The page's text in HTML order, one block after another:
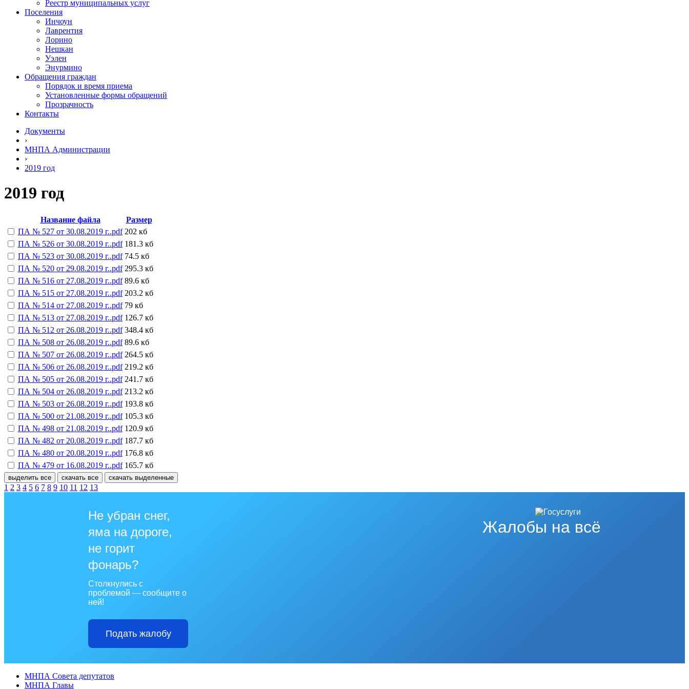
Реестр муниципальных услуг
Поселения
Инчоун
Лаврентия
Лорино
Нешкан
Уэлен
Энурмино
Обращения граждан
Порядок и время приема
Установленные формы обращений
Прозрачность
Контакты
Документы
›
МНПА Администрации
›
2019 год
2019 год
Название файла
Размер
ПА № 527 от 30.08.2019 г..pdf 202 кб
ПА № 526 от 30.08.2019 г..pdf 181.3 кб
ПА № 523 от 30.08.2019 г..pdf 74.5 кб
ПА № 520 от 29.08.2019 г..pdf 295.3 кб
ПА № 516 от 27.08.2019 г..pdf 89.6 кб
ПА № 515 от 27.08.2019 г..pdf 203.2 кб
ПА № 514 от 27.08.2019 г..pdf 79 кб
ПА № 513 от 27.08.2019 г..pdf 126.7 кб
ПА № 512 от 26.08.2019 г..pdf 348.4 кб
ПА № 508 от 26.08.2019 г..pdf 89.6 кб
ПА № 507 от 26.08.2019 г..pdf 264.5 кб
ПА № 506 от 26.08.2019 г..pdf 219.2 кб
ПА № 505 от 26.08.2019 г..pdf 241.7 кб
ПА № 504 от 26.08.2019 г..pdf 213.2 кб
ПА № 503 от 26.08.2019 г..pdf 193.8 кб
ПА № 500 от 21.08.2019 г..pdf 105.3 кб
ПА № 498 от 21.08.2019 г..pdf 120.9 кб
ПА № 482 от 20.08.2019 г..pdf 187.7 кб
ПА № 480 от 20.08.2019 г..pdf 176.8 кб
ПА № 479 от 16.08.2019 г..pdf 165.7 кб
выделить все скачать все скачать выделенные
1 2 3 4 5 6 7 8 9 10 11 12 13
Жалобы на всё
Не убран снег,
яма на дороге,
не горит
фонарь?
Столкнулись с
проблемой — сообщите о
ней!
Подать жалобу
МНПА Совета депутатов
МНПА Главы